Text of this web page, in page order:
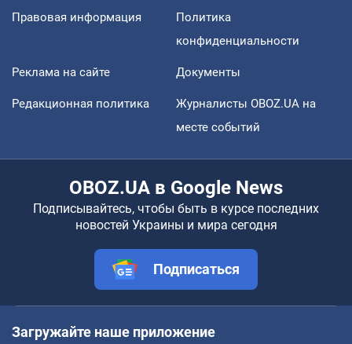
Правовая информация
Политика
конфиденциальности
Реклама на сайте Документы
Редакционная политика
Журналисты OBOZ.UA на
месте событий
OBOZ.UA в Google News
Подписывайтесь, чтобы быть в курсе последних
новостей Украины и мира сегодня
Подписаться
Загружайте наше приложение